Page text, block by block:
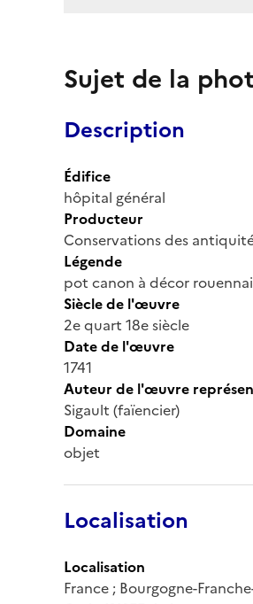
Sujet de la
Description
Édifice
hôpital général
Producteur
Conservations des
Légende
pot canon à décor
Siècle de l'œuvre
2e quart 18e siècle
Date de l'œuvre
1741
Auteur de l'œuvre
Sigault (faïencier)
Domaine
objet
Localisation
Localisation
France ; Bourgogne-